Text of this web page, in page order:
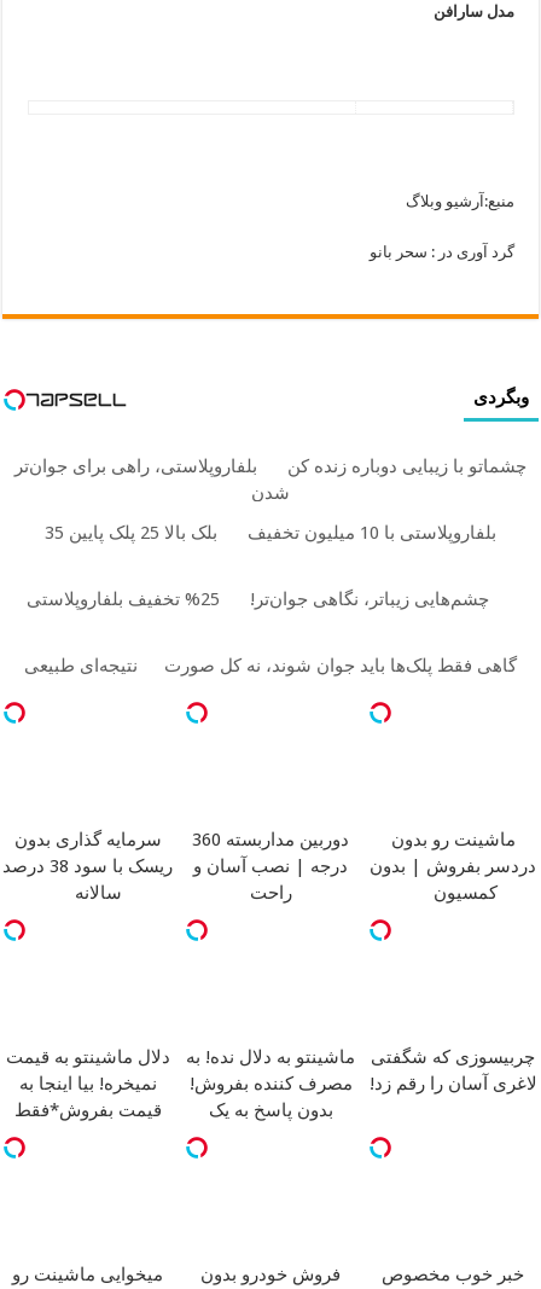
مدل سارافن
منبع:آرشیو وبلاگ
گرد آوری در : سحر بانو
وبگردی
چشماتو با زیبایی دوباره زنده کن
بلفاروپلاستی، راهی برای جوان‌تر
شدن
بلفاروپلاستی با 10 میلیون تخفیف
بلک بالا 25 پلک پایین 35
چشم‌هایی زیباتر، نگاهی جوان‌تر!
گاهی فقط پلک‌ها باید جوان شوند، نه کل صورت نتیجه‌ای طبیعی
ماشینت رو بدون
دردسر بفروش | بدون
کمسیون
دوربین مداربسته 360
درجه | نصب آسان و
راحت
سرمایه گذاری بدون
ریسک با سود 38 درصد
سالانه
چربیسوزی که شگفتی
لاغری آسان را رقم زد!
ماشینتو به دلال نده! به
مصرف کننده بفروش!
بدون پاسخ به یک
دلال ماشینتو به قیمت
نمیخره! بیا اینجا به
قیمت بفروش*فقط
خبر خوب مخصوص
فروش خودرو بدون
میخوایی ماشینت رو